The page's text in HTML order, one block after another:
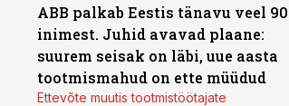
ABB palkab Eestis tänavu veel 90
inimest. Juhid avavad plaane:
suurem seisak on läbi, uue aasta
tootmismahud on ette müüdud
Ettevõte muutis tootmistöötajate